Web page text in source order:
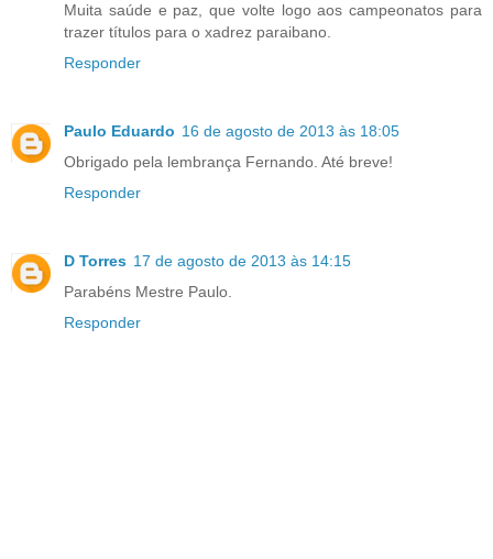
Muita saúde e paz, que volte logo aos campeonatos para
trazer títulos para o xadrez paraibano.
Responder
Paulo Eduardo 16 de agosto de 2013 às 18:05
Obrigado pela lembrança Fernando. Até breve!
Responder
D Torres 17 de agosto de 2013 às 14:15
Parabéns Mestre Paulo.
Responder